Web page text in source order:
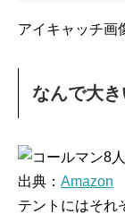
アイキャッチ画
なんで大
出典： Amazon
テントにはそれ